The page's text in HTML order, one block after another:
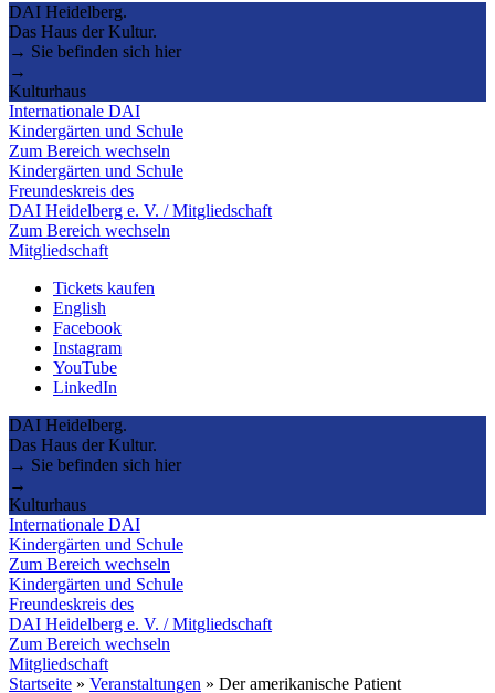
DAI Heidelberg.
Das Haus der Kultur.
→ Sie befinden sich hier
→
Kulturhaus
Internationale DAI
Kindergärten und Schule
Zum Bereich wechseln
Kindergärten und Schule
Freundeskreis des
DAI Heidelberg e. V. / Mitgliedschaft
Zum Bereich wechseln
Mitgliedschaft
Tickets kaufen
English
Facebook
Instagram
YouTube
LinkedIn
DAI Heidelberg.
Das Haus der Kultur.
→ Sie befinden sich hier
→
Kulturhaus
Internationale DAI
Kindergärten und Schule
Zum Bereich wechseln
Kindergärten und Schule
Freundeskreis des
DAI Heidelberg e. V. / Mitgliedschaft
Zum Bereich wechseln
Mitgliedschaft
Startseite » Veranstaltungen » Der amerikanische Patient